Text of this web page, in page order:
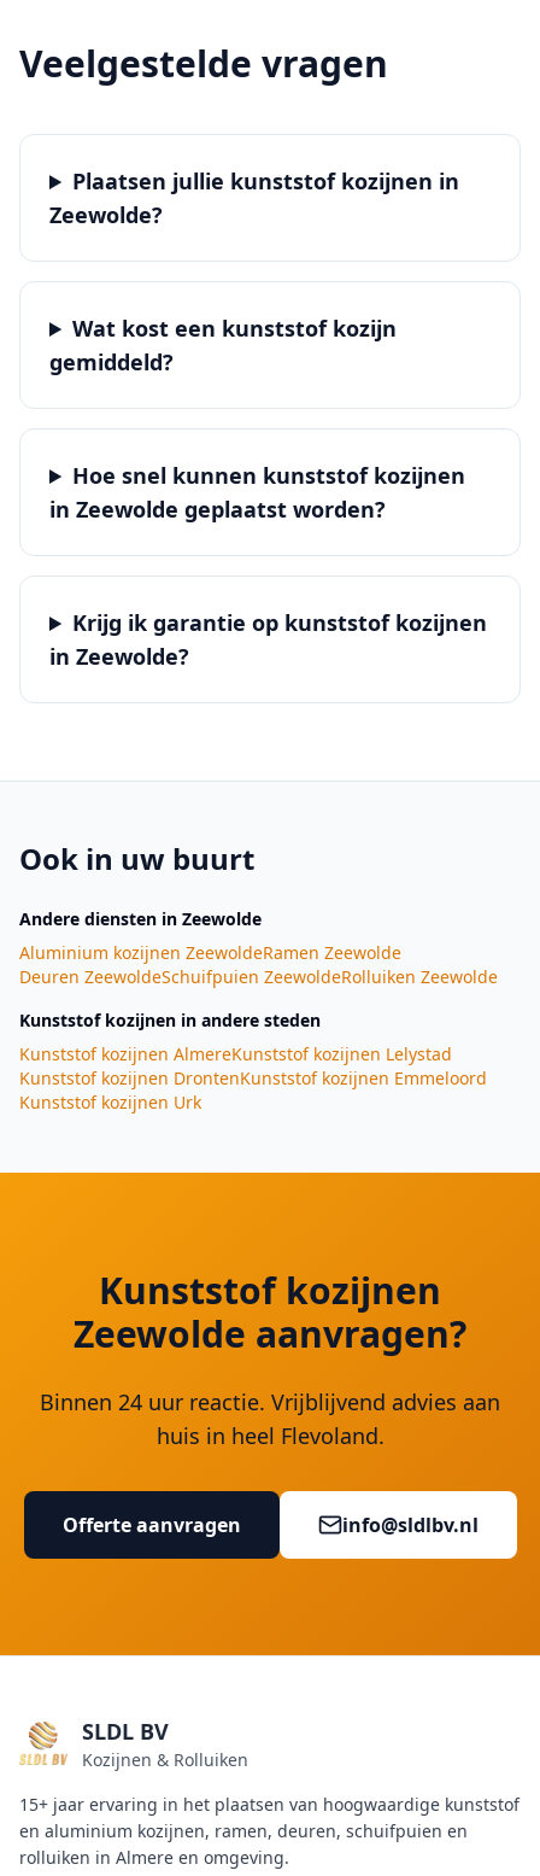
Veelgestelde vragen
Plaatsen jullie kunststof kozijnen in
Zeewolde?
Wat kost een kunststof kozijn
gemiddeld?
Hoe snel kunnen kunststof kozijnen
in Zeewolde geplaatst worden?
Krijg ik garantie op kunststof kozijnen
in Zeewolde?
Ook in uw buurt
Andere diensten in Zeewolde
Aluminium kozijnen ZeewoldeRamen Zeewolde
Deuren ZeewoldeSchuifpuien ZeewoldeRolluiken Zeewolde
Kunststof kozijnen in andere steden
Kunststof kozijnen AlmereKunststof kozijnen Lelystad
Kunststof kozijnen DrontenKunststof kozijnen Emmeloord
Kunststof kozijnen Urk
Kunststof kozijnen
Zeewolde aanvragen?
Binnen 24 uur reactie. Vrijblijvend advies aan
huis in heel Flevoland.
Offerte aanvragen info@sldlbv.nl
SLDL BV
Kozijnen & Rolluiken
15+ jaar ervaring in het plaatsen van hoogwaardige kunststof
en aluminium kozijnen, ramen, deuren, schuifpuien en
rolluiken in Almere en omgeving.